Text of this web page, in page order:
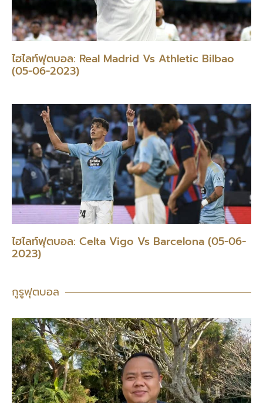
ไฮไลท์ฟุตบอล: Real Madrid Vs Athletic Bilbao
(05-06-2023)
ไฮไลท์ฟุตบอล: Celta Vigo Vs Barcelona (05-06-
2023)
กูรูฟุตบอล